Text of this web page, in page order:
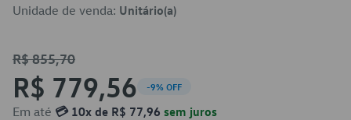
Unidade de venda: Unitário(a)
R$ 855,70
R$ 779,56 -9% OFF
Em até 💳 10x de R$ 77,96 sem juros